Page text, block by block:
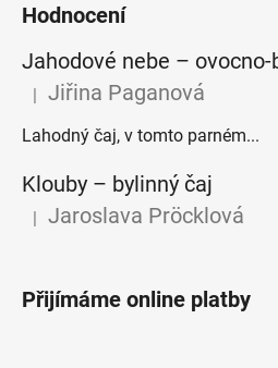
Hodnocení
Jahodové nebe – ovocno-
Hodnocení produktu je 5 z 5
Jiřina Paganová
Lahodný čaj, v tomto parném...
Klouby –⁠⁠⁠⁠⁠ bylinný čaj
Hodnocení produktu je 5 z 5
Jaroslava Pröcklová
Přijímáme online platby